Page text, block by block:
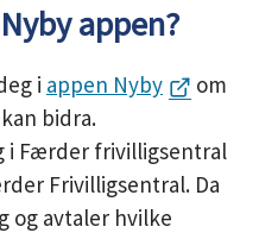
appen?
i appen Nyby
om
bidra.
i Færder frivilligsentral
Frivilligsentral. Da
og avtaler hvilke